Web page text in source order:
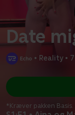
Date
• Reality •
*Kræver pakken